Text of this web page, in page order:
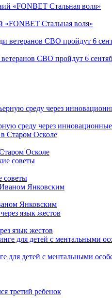
«FONBET Стальная воля»
СВО пройдут 6
среду через
Осколе
советы
Янковским
язык жестов
для детей с ментальными